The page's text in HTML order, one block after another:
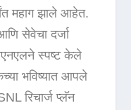
महाग झाले आहेत.
सेवेचा दर्जा
स्पष्ट केले
भविष्यात आपले
रिचार्ज प्लॅन